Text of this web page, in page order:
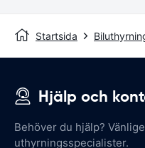
Startsida
Hjälp och
Behöver du hjälp?
uthyrningsspecialister.